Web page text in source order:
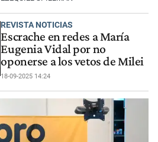
REVISTA NOTICIAS
Escrache en redes a María
Eugenia Vidal por no
oponerse a los vetos de Milei
18-09-2025 14:24